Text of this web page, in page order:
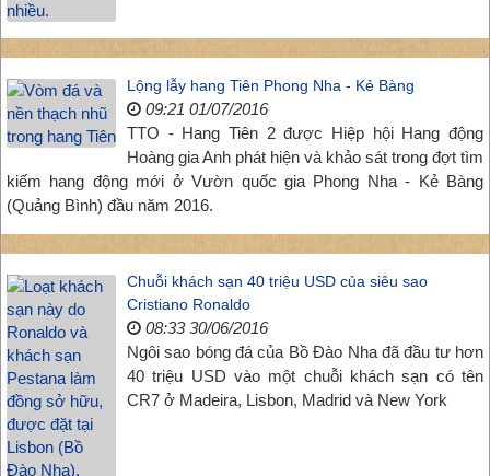
Lộng lẫy hang Tiên Phong Nha - Kẻ Bàng
09:21 01/07/2016
TTO - Hang Tiên 2 được Hiệp hội Hang động
Hoàng gia Anh phát hiện và khảo sát trong đợt tìm
kiếm hang động mới ở Vườn quốc gia Phong Nha - Kẻ Bàng
(Quảng Bình) đầu năm 2016.
Chuỗi khách sạn 40 triệu USD của siêu sao
Cristiano Ronaldo
08:33 30/06/2016
Ngôi sao bóng đá của Bồ Đào Nha đã đầu tư hơn
40 triệu USD vào một chuỗi khách sạn có tên
CR7 ở Madeira, Lisbon, Madrid và New York